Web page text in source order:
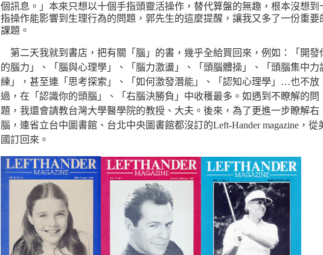
個訊息。」本來只想以十個手指頭靈活操作，替代算盤的無趣，根本沒想到
指操作能影響到生理行為的問題，郭先生的這麼提醒，讓我又多了一份重要
課題。
第二天我就到書店，把有關「腦」的書，幾乎全給買回來，例如：「開發
的腦力」、「腦與心理學」、「腦力激盪」、「頭腦體操」、「頭腦集中力
練」，甚至連「思考探索」、「如何激發潛能」、「認知心理學」…也不放
過，在「認識你的頭腦」、「右腦決勝負」中收穫最多。如遇到不瞭解的問
題，我還會請教台灣大學醫學院的教授、大夫。後來，為了更進一步瞭解右
腦，連省立台中圖書館、台北中央圖書館都沒訂的Left-Hander magazine，從
國訂回來。